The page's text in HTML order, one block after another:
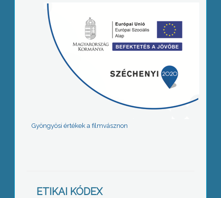
Gyöngyösi értékek a filmvásznon
ETIKAI KÓDEX